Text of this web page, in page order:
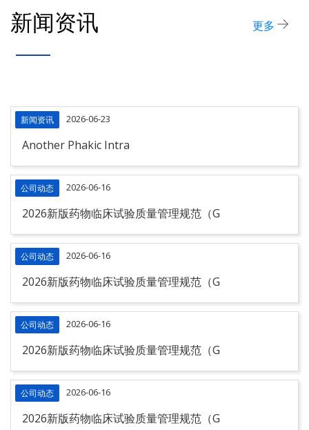
新闻资讯 更多
新闻资讯 2026-06-23
Another Phakic Intra
公司动态 2026-06-16
2026新版药物临床试验质量管理规范（G
公司动态 2026-06-16
2026新版药物临床试验质量管理规范（G
公司动态 2026-06-16
2026新版药物临床试验质量管理规范（G
公司动态 2026-06-16
2026新版药物临床试验质量管理规范（G